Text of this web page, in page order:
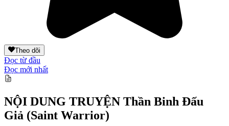
Theo dõi
Đọc từ đầu
Đọc mới nhất
NỘI DUNG TRUYỆN Thần Binh Đấu
Giả (Saint Warrior)